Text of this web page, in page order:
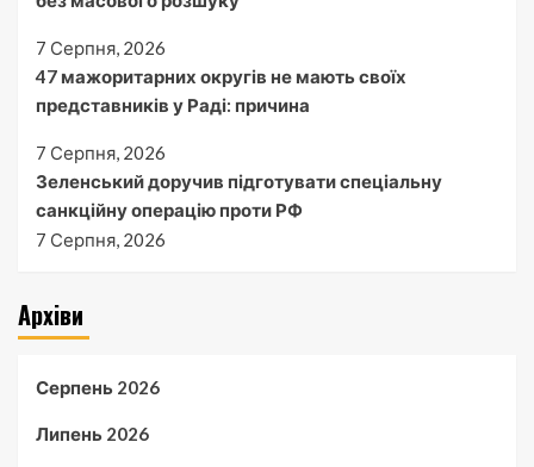
7 Серпня, 2026
47 мажоритарних округів не мають своїх
представників у Раді: причина
7 Серпня, 2026
Зеленський доручив підготувати спеціальну
санкційну операцію проти РФ
7 Серпня, 2026
Архіви
Серпень 2026
Липень 2026